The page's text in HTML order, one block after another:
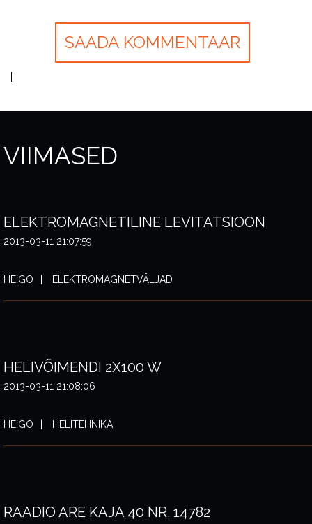
VIIMASED
ELEKTROMAGNETILINE LEVITATSIOON
2013-03-11 21:07:59
HEIGO ELEKTROMAGNETVÄLJAD
HELIVÕIMENDI 2X100 W
2013-03-11 21:08:06
HEIGO HELITEHNIKA
RAADIO ARE KAJA 40 NR. 14782